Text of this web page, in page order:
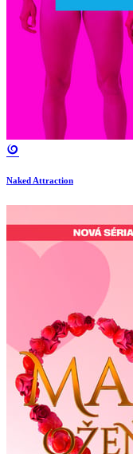
Naked Attraction